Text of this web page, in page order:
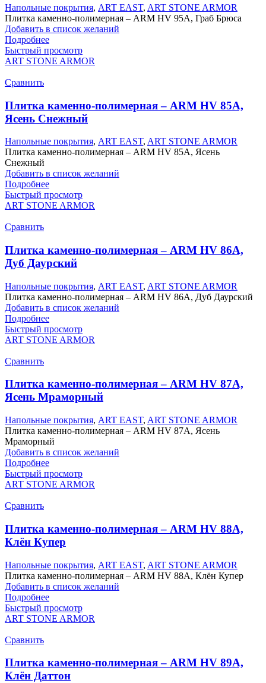
Напольные покрытия, ART EAST, ART STONE ARMOR
Плитка каменно-полимерная – ARM HV 95А, Граб Брюса
Добавить в список желаний
Подробнее
Быстрый просмотр
ART STONE ARMOR
Сравнить
Плитка каменно-полимерная – ARM HV 85А,
Ясень Снежный
Напольные покрытия, ART EAST, ART STONE ARMOR
Плитка каменно-полимерная – ARM HV 85А, Ясень
Снежный
Добавить в список желаний
Подробнее
Быстрый просмотр
ART STONE ARMOR
Сравнить
Плитка каменно-полимерная – ARM HV 86А,
Дуб Даурский
Напольные покрытия, ART EAST, ART STONE ARMOR
Плитка каменно-полимерная – ARM HV 86А, Дуб Даурский
Добавить в список желаний
Подробнее
Быстрый просмотр
ART STONE ARMOR
Сравнить
Плитка каменно-полимерная – ARM HV 87А,
Ясень Мраморный
Напольные покрытия, ART EAST, ART STONE ARMOR
Плитка каменно-полимерная – ARM HV 87А, Ясень
Мраморный
Добавить в список желаний
Подробнее
Быстрый просмотр
ART STONE ARMOR
Сравнить
Плитка каменно-полимерная – ARM HV 88А,
Клён Купер
Напольные покрытия, ART EAST, ART STONE ARMOR
Плитка каменно-полимерная – ARM HV 88А, Клён Купер
Добавить в список желаний
Подробнее
Быстрый просмотр
ART STONE ARMOR
Сравнить
Плитка каменно-полимерная – ARM HV 89А,
Клён Даттон